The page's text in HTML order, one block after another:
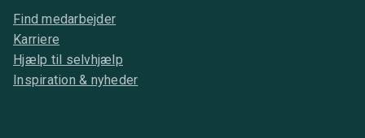
Find medarbejder
Karriere
Hjælp til selvhjælp
Inspiration & nyheder